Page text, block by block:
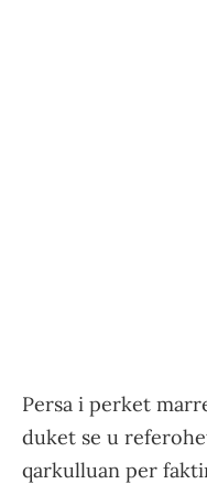
Persa i perket
duket se u
qarkulluan per